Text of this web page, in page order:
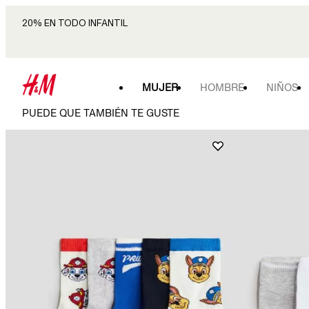
20% EN TODO INFANTIL
MUJER HOMBRE NIÑOS
PUEDE QUE TAMBIÉN TE GUSTE